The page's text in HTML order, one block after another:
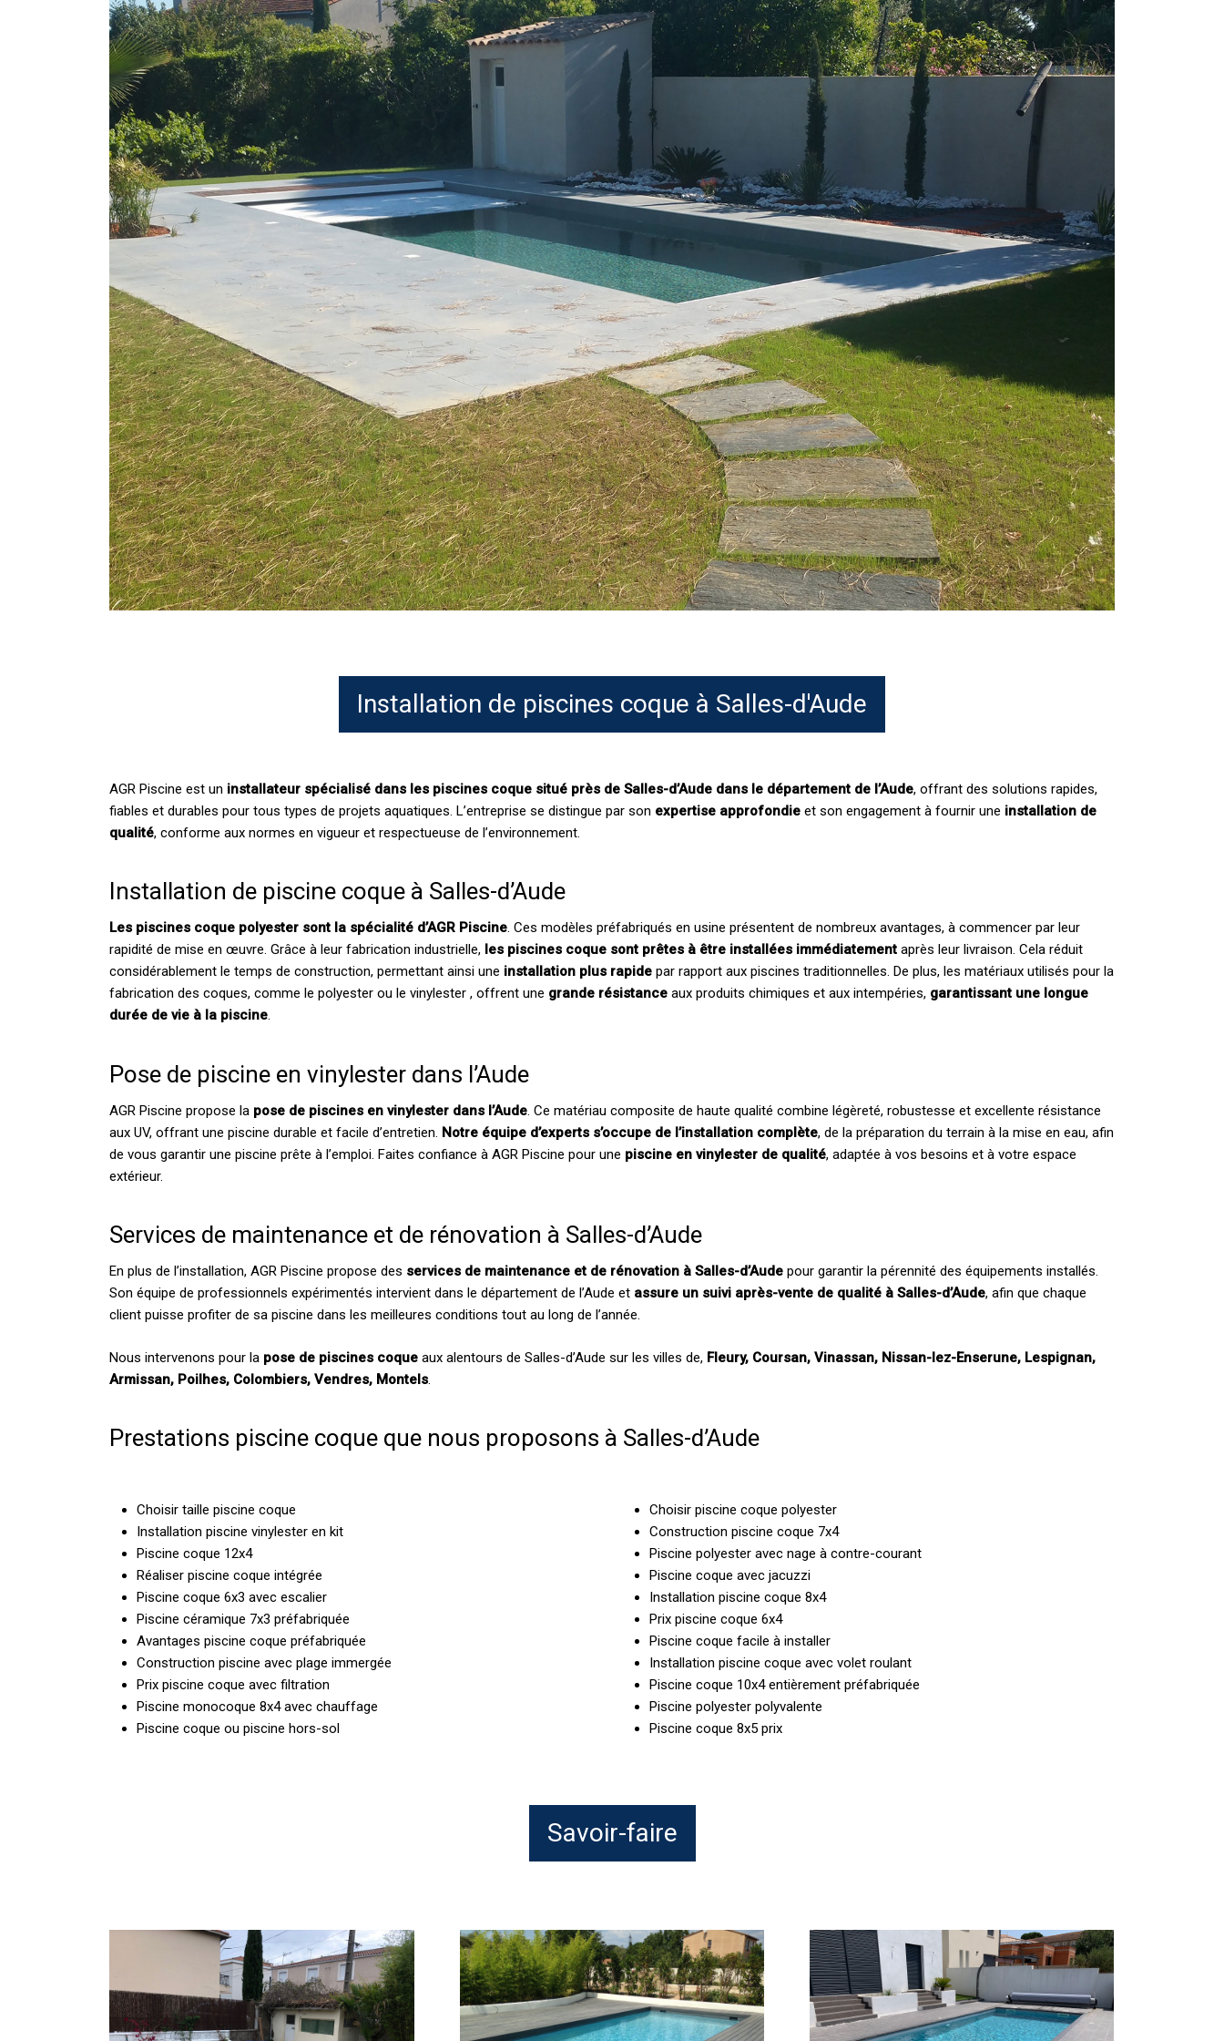
Installation de piscines coque à Salles-d'Aude
AGR Piscine est un installateur spécialisé dans les piscines coque situé près de Salles-d’Aude dans le département de l’Aude, offrant des solutions rapides,
fiables et durables pour tous types de projets aquatiques. L’entreprise se distingue par son expertise approfondie et son engagement à fournir une installation de
qualité, conforme aux normes en vigueur et respectueuse de l’environnement.
Installation de piscine coque à Salles-d’Aude
Les piscines coque polyester sont la spécialité d’AGR Piscine. Ces modèles préfabriqués en usine présentent de nombreux avantages, à commencer par leur
rapidité de mise en œuvre. Grâce à leur fabrication industrielle, les piscines coque sont prêtes à être installées immédiatement après leur livraison. Cela réduit
considérablement le temps de construction, permettant ainsi une installation plus rapide par rapport aux piscines traditionnelles. De plus, les matériaux utilisés pour la
fabrication des coques, comme le polyester ou le vinylester , offrent une grande résistance aux produits chimiques et aux intempéries, garantissant une longue
durée de vie à la piscine.
Pose de piscine en vinylester dans l’Aude
AGR Piscine propose la pose de piscines en vinylester dans l’Aude. Ce matériau composite de haute qualité combine légèreté, robustesse et excellente résistance
aux UV, offrant une piscine durable et facile d’entretien. Notre équipe d’experts s’occupe de l’installation complète, de la préparation du terrain à la mise en eau, afin
de vous garantir une piscine prête à l’emploi. Faites confiance à AGR Piscine pour une piscine en vinylester de qualité, adaptée à vos besoins et à votre espace
extérieur.
Services de maintenance et de rénovation à Salles-d’Aude
En plus de l’installation, AGR Piscine propose des services de maintenance et de rénovation à Salles-d’Aude pour garantir la pérennité des équipements installés.
Son équipe de professionnels expérimentés intervient dans le département de l’Aude et assure un suivi après-vente de qualité à Salles-d’Aude, afin que chaque
client puisse profiter de sa piscine dans les meilleures conditions tout au long de l’année.
Nous intervenons pour la pose de piscines coque aux alentours de Salles-d’Aude sur les villes de, Fleury, Coursan, Vinassan, Nissan-lez-Enserune, Lespignan,
Armissan, Poilhes, Colombiers, Vendres, Montels.
Prestations piscine coque que nous proposons à Salles-d’Aude
Choisir taille piscine coque
Installation piscine vinylester en kit
Piscine coque 12x4
Réaliser piscine coque intégrée
Piscine coque 6x3 avec escalier
Piscine céramique 7x3 préfabriquée
Avantages piscine coque préfabriquée
Construction piscine avec plage immergée
Prix piscine coque avec filtration
Piscine monocoque 8x4 avec chauffage
Piscine coque ou piscine hors-sol
Choisir piscine coque polyester
Construction piscine coque 7x4
Piscine polyester avec nage à contre-courant
Piscine coque avec jacuzzi
Installation piscine coque 8x4
Prix piscine coque 6x4
Piscine coque facile à installer
Installation piscine coque avec volet roulant
Piscine coque 10x4 entièrement préfabriquée
Piscine polyester polyvalente
Piscine coque 8x5 prix
Savoir-faire
Piscine
pour
Pose
d’une
monocoque
vinylester
proche
Piscine
coque
avec
volet
hors-